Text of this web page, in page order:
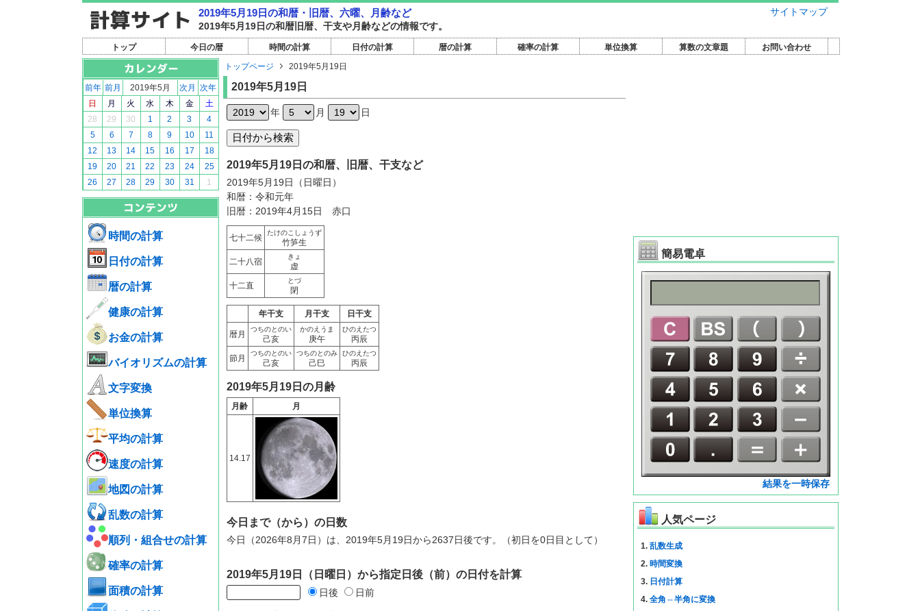
サイトマップ
2019年5月19日の和暦・旧暦、六曜、月齢など
2019年5月19日の和暦旧暦、干支や月齢などの情報です。
トップ 今日の暦 時間の計算 日付の計算 暦の計算 確率の計算 単位換算 算数の文章題 お問い合わせ
前年 前月 2019年5月 次月
次年
日
月 火 水 木 金
土
28
29 30 1 2 3
4
5
6 7 8 9 10
11
12
13 14 15 16 17
18
19
20 21 22 23 24
25
26
27 28 29 30 31 1
時間の計算
日付の計算
暦の計算
健康の計算
お金の計算
バイオリズムの計算
文字変換
単位換算
平均の計算
速度の計算
地図の計算
乱数の計算
順列・組合せの計算
確率の計算
面積の計算
トップページ 2019年5月19日
2019年5月19日
年 月 日
2019年5月19日の和暦、旧暦、干支など
2019年5月19日（日曜日）
和暦：令和元年
旧暦：2019年4月15日 赤口
七十二候
たけのこしょうず
竹笋生
二十八宿
きょ
虚
十二直
とづ
閉
年干支 月干支 日干支
暦月
つちのとのい
己亥
かのえうま
庚午
ひのえたつ
丙辰
節月
つちのとのい
己亥
つちのとのみ
己巳
ひのえたつ
丙辰
2019年5月19日の月齢
月齢 月
14.17
今日まで（から）の日数
今日（2026年8月7日）は、2019年5月19日から2637日後です。（初日を0日目として）
2019年5月19日（日曜日）から指定日後（前）の日付を計算
日後 日前
簡易電卓
結果を一時保存
人気ページ
1. 乱数生成
2. 時間変換
3. 日付計算
4. 全角⇔半角に変換